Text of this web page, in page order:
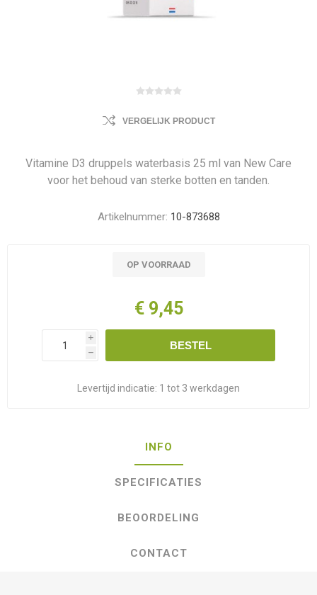
VERGELIJK PRODUCT
Vitamine D3 druppels waterbasis 25 ml van New Care
voor het behoud van sterke botten en tanden.
Artikelnummer: 10-873688
OP VOORRAAD
€ 9,45
i
h
BESTEL
Levertijd indicatie: 1 tot 3 werkdagen
INFO
SPECIFICATIES
BEOORDELING
CONTACT